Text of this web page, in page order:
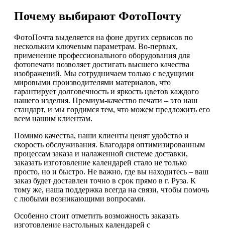
Почему выбирают ФотоПочту
ФотоПочта выделяется на фоне других сервисов по
нескольким ключевым параметрам. Во-первых,
применение профессионального оборудования для
фотопечати позволяет достигать высшего качества
изображений. Мы сотрудничаем только с ведущими
мировыми производителями материалов, что
гарантирует долговечность и яркость цветов каждого
нашего изделия. Премиум-качество печати – это наш
стандарт, и мы гордимся тем, что можем предложить его
всем нашим клиентам.
Помимо качества, наши клиенты ценят удобство и
скорость обслуживания. Благодаря оптимизированным
процессам заказа и налаженной системе доставки,
заказать изготовление календарей стало не только
просто, но и быстро. Не важно, где вы находитесь – ваш
заказ будет доставлен точно в срок прямо в г. Руза. К
тому же, наша поддержка всегда на связи, чтобы помочь
с любыми возникающими вопросами.
Особенно стоит отметить возможность заказать
изготовление настольных календарей с